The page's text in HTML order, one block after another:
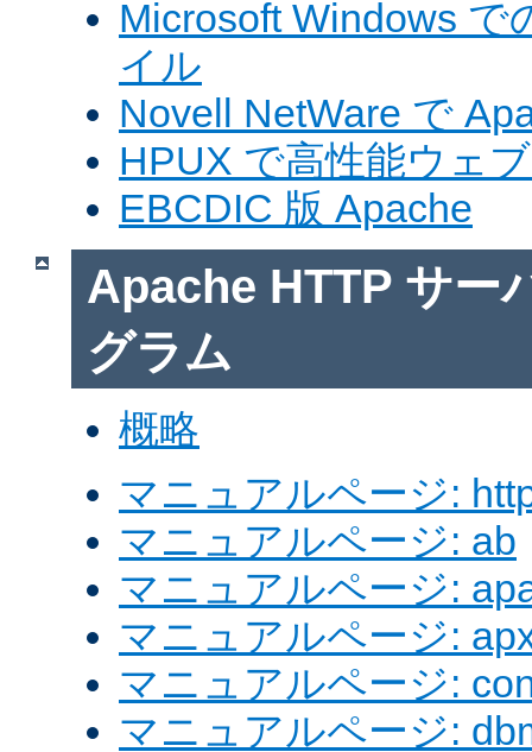
Microsoft Windows で
イル
Novell NetWare で
HPUX で高性能ウェ
EBCDIC 版 Apache
Apache HTTP サー
グラム
概略
マニュアルページ:
マニュアルページ: ab
マニュアルページ:
マニュアルページ:
マニュアルページ:
マニュアルページ: